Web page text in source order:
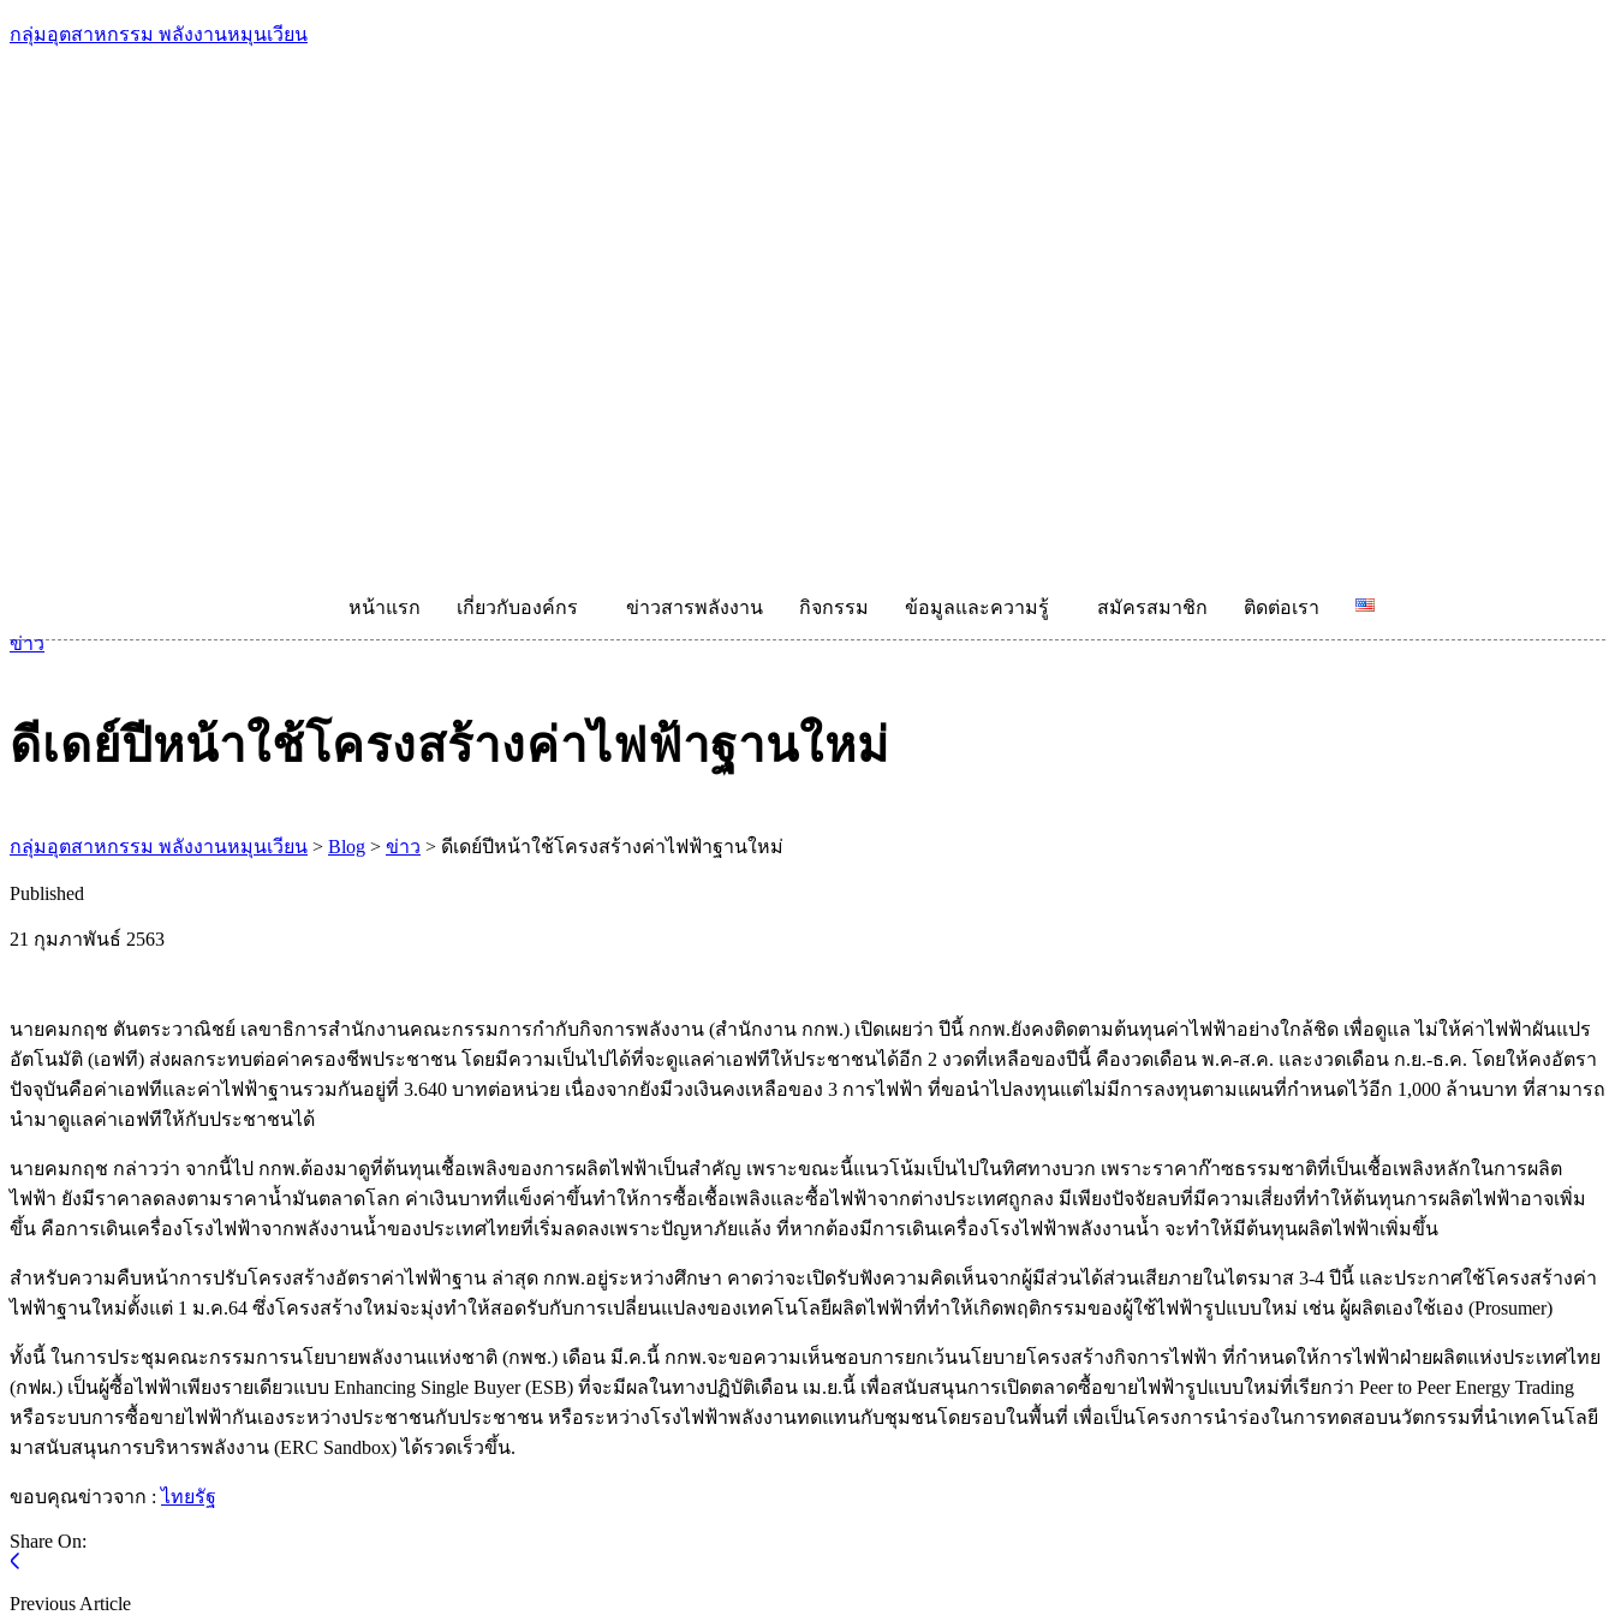
กลุ่มอุตสาหกรรม พลังงานหมุนเวียน
หน้าแรก เกี่ยวกับองค์กร ข่าวสารพลังงาน กิจกรรม ข้อมูลและความรู้ สมัครสมาชิก
ติดต่อเรา
ข่าว
ดีเดย์ปีหน้าใช้โครงสร้างค่าไฟฟ้าฐานใหม่
กลุ่มอุตสาหกรรม พลังงานหมุนเวียน > Blog > ข่าว > ดีเดย์ปีหน้าใช้โครงสร้างค่าไฟฟ้าฐานใหม่
Published
21 กุมภาพันธ์ 2563
นายคมกฤช ตันตระวาณิชย์ เลขาธิการสำนักงานคณะกรรมการกำกับกิจการพลังงาน (สำนักงาน กกพ.) เปิดเผยว่า ปีนี้ กกพ.ยังคงติดตามต้นทุนค่าไฟฟ้าอย่างใกล้ชิด เพื่อดูแล ไม่ให้ค่าไฟฟ้าผันแปร
อัตโนมัติ (เอฟที) ส่งผลกระทบต่อค่าครองชีพประชาชน โดยมีความเป็นไปได้ที่จะดูแลค่าเอฟทีให้ประชาชนได้อีก 2 งวดที่เหลือของปีนี้ คืองวดเดือน พ.ค-ส.ค. และงวดเดือน ก.ย.-ธ.ค. โดยให้คงอัตรา
ปัจจุบันคือค่าเอฟทีและค่าไฟฟ้าฐานรวมกันอยู่ที่ 3.640 บาทต่อหน่วย เนื่องจากยังมีวงเงินคงเหลือของ 3 การไฟฟ้า ที่ขอนำไปลงทุนแต่ไม่มีการลงทุนตามแผนที่กำหนดไว้อีก 1,000 ล้านบาท ที่สามารถ
นำมาดูแลค่าเอฟทีให้กับประชาชนได้
นายคมกฤช กล่าวว่า จากนี้ไป กกพ.ต้องมาดูที่ต้นทุนเชื้อเพลิงของการผลิตไฟฟ้าเป็นสำคัญ เพราะขณะนี้แนวโน้มเป็นไปในทิศทางบวก เพราะราคาก๊าซธรรมชาติที่เป็นเชื้อเพลิงหลักในการผลิต
ไฟฟ้า ยังมีราคาลดลงตามราคาน้ำมันตลาดโลก ค่าเงินบาทที่แข็งค่าขึ้นทำให้การซื้อเชื้อเพลิงและซื้อไฟฟ้าจากต่างประเทศถูกลง มีเพียงปัจจัยลบที่มีความเสี่ยงที่ทำให้ต้นทุนการผลิตไฟฟ้าอาจเพิ่ม
ขึ้น คือการเดินเครื่องโรงไฟฟ้าจากพลังงานน้ำของประเทศไทยที่เริ่มลดลงเพราะปัญหาภัยแล้ง ที่หากต้องมีการเดินเครื่องโรงไฟฟ้าพลังงานน้ำ จะทำให้มีต้นทุนผลิตไฟฟ้าเพิ่มขึ้น
สำหรับความคืบหน้าการปรับโครงสร้างอัตราค่าไฟฟ้าฐาน ล่าสุด กกพ.อยู่ระหว่างศึกษา คาดว่าจะเปิดรับฟังความคิดเห็นจากผู้มีส่วนได้ส่วนเสียภายในไตรมาส 3-4 ปีนี้ และประกาศใช้โครงสร้างค่า
ไฟฟ้าฐานใหม่ตั้งแต่ 1 ม.ค.64 ซึ่งโครงสร้างใหม่จะมุ่งทำให้สอดรับกับการเปลี่ยนแปลงของเทคโนโลยีผลิตไฟฟ้าที่ทำให้เกิดพฤติกรรมของผู้ใช้ไฟฟ้ารูปแบบใหม่ เช่น ผู้ผลิตเองใช้เอง (Prosumer)
ทั้งนี้ ในการประชุมคณะกรรมการนโยบายพลังงานแห่งชาติ (กพช.) เดือน มี.ค.นี้ กกพ.จะขอความเห็นชอบการยกเว้นนโยบายโครงสร้างกิจการไฟฟ้า ที่กำหนดให้การไฟฟ้าฝ่ายผลิตแห่งประเทศไทย
(กฟผ.) เป็นผู้ซื้อไฟฟ้าเพียงรายเดียวแบบ Enhancing Single Buyer (ESB) ที่จะมีผลในทางปฏิบัติเดือน เม.ย.นี้ เพื่อสนับสนุนการเปิดตลาดซื้อขายไฟฟ้ารูปแบบใหม่ที่เรียกว่า Peer to Peer Energy Trading
หรือระบบการซื้อขายไฟฟ้ากันเองระหว่างประชาชนกับประชาชน หรือระหว่างโรงไฟฟ้าพลังงานทดแทนกับชุมชนโดยรอบในพื้นที่ เพื่อเป็นโครงการนำร่องในการทดสอบนวัตกรรมที่นำเทคโนโลยี
มาสนับสนุนการบริหารพลังงาน (ERC Sandbox) ได้รวดเร็วขึ้น.
ขอบคุณข่าวจาก :ไทยรัฐ
Share On:
Previous Article